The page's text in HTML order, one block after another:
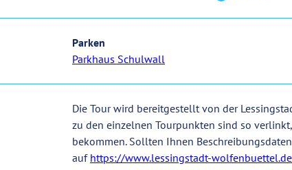
Parken
Parkhaus Schulwall
Die Tour wird bereitgestellt von der
zu den einzelnen Tourpunkten sind so
bekommen. Sollten Ihnen
auf https://www.lessingstadt-